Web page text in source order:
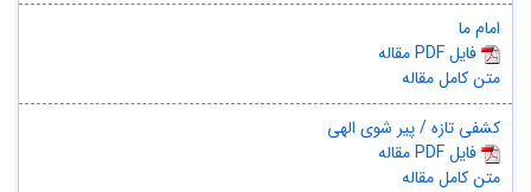
امام ما
مقاله PDF فایل
متن کامل مقاله
کشفی تازه / پیر شوی الهی
مقاله PDF فایل
متن کامل مقاله